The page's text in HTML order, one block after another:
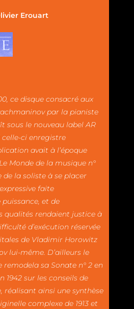
Erouart
ce disque consacré aux
par la pianiste
sous le nouveau label AR
celle-ci enregistre
avait à l’époque
Monde de la musique n°
de la soliste à se placer
faite
et de
qualités rendaient justice à
d’exécution réservée
de Vladimir Horowitz
lui-même. D’ailleurs le
sa Sonate n° 2 en
1942 sur les conseils de
réalisant ainsi une synthèse
complexe de 1913 et